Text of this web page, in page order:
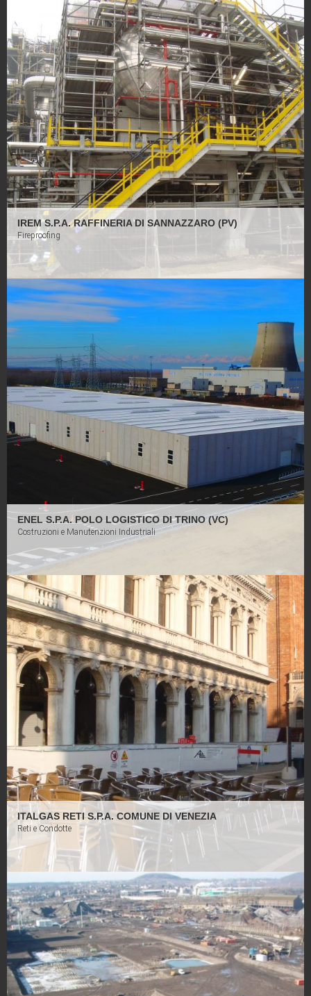
Le nostre
Il partner giusto per il tuo
progetto!
Vai al Portfolio
Settori di attività
Solesi S.p.A. è in grado di offrire un servizio completo di programmazione,
progettazione e realizzazione di opere ed impianti complessi, offrendo al
Cliente notevoli vantaggi economici ed organizzativi dovuti ad un razionale
uso delle proprie risorse anche unite a quelle del GRUPPO IREM. Negli
anni la Solesi ha rafforzato la sua presenza sia in Italia che in gran parte
dell’Europa, mantenendo la sua sede storica a Siracusa.
Costruzioni e Manutenzioni Industriali
Edilizia Residenziale e Commerciale
Fireproofing
Infrastrutture
Restauro
Reti e Condotte